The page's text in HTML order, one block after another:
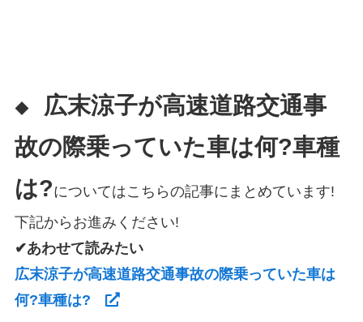
◆
広末涼子が高速道路交通事
故の際乗っていた車は何?車種
は?についてはこちらの記事にまとめています!
下記からお進みください!
✔あわせて読みたい
広末涼子が高速道路交通事故の際乗っていた車は
何?車種は?